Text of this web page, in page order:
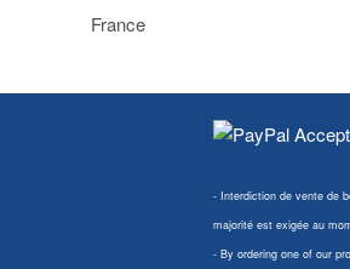
France
- Interdiction de vente de
majorité est exigée au
- By ordering one of our